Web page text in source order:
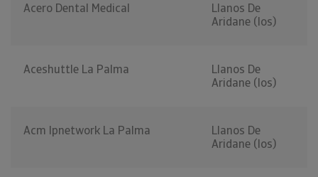
Acero Dental Medical
Llanos De
Aridane (los)
Aceshuttle La Palma
Llanos De
Aridane (los)
Acm Ipnetwork La Palma
Llanos De
Aridane (los)